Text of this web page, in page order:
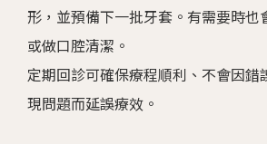
形，並預備下一批牙套。有需要時也
或做口腔清潔。
定期回診可確保療程順利、不會因錯
現問題而延誤療效。